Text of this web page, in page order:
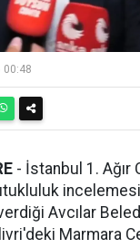
- İstanbul 1. Ağır
Avcılar
Marmara